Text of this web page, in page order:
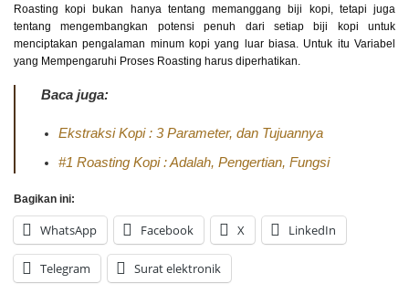
Roasting kopi bukan hanya tentang memanggang biji kopi, tetapi juga
tentang mengembangkan potensi penuh dari setiap biji kopi untuk
menciptakan pengalaman minum kopi yang luar biasa. Untuk itu Variabel
yang Mempengaruhi Proses Roasting harus diperhatikan.
Baca juga:
Ekstraksi Kopi : 3 Parameter, dan Tujuannya
#1 Roasting Kopi : Adalah, Pengertian, Fungsi
Bagikan ini:
WhatsApp Facebook X LinkedIn
Telegram Surat elektronik